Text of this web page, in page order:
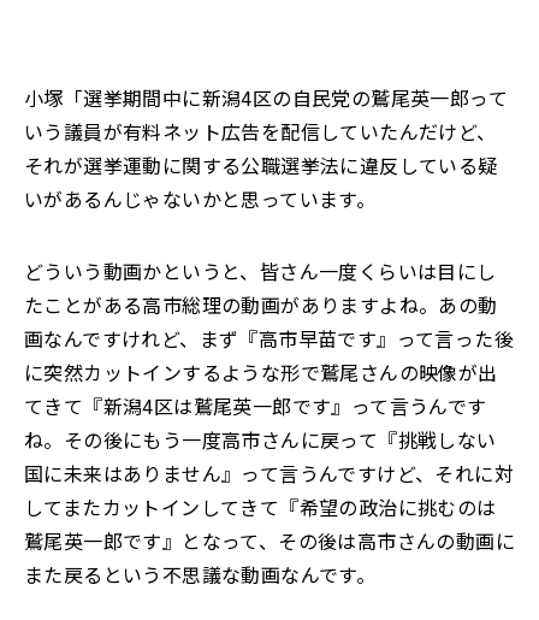
小塚「選挙期間中に新潟4区の自民党の鷲尾英一郎って
いう議員が有料ネット広告を配信していたんだけど、
それが選挙運動に関する公職選挙法に違反している疑
いがあるんじゃないかと思っています。
どういう動画かというと、皆さん一度くらいは目にし
たことがある高市総理の動画がありますよね。あの動
画なんですけれど、まず『高市早苗です』って言った後
に突然カットインするような形で鷲尾さんの映像が出
てきて 『新潟4区は鷲尾英一郎です』って言うんです
ね。その後にもう一度高市さんに戻って 『挑戦しない
国に未来はありません』って言うんですけど、それに対
してまたカットインしてきて『希望の政治に挑むのは
鷲尾英一郎です』となって、その後は高市さんの動画に
また戻るという不思議な動画なんです。